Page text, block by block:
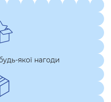
якої нагоди